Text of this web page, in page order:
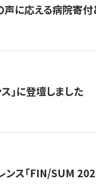
声に応える病院寄
」に登壇しました
ンス「FIN/SUM